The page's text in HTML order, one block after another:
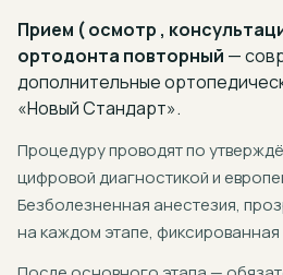
Прием ( осмотр ,
ортодонта повторный —
дополнительные
«Новый Стандарт».
Процедуру проводят по
цифровой диагностикой и
Безболезненная анестезия,
на каждом этапе,